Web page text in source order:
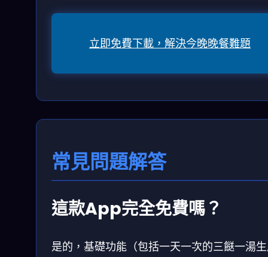
立即免費下載，解決今晚晚餐難題
常見問題解答
這款App完全免費嗎？
是的，基礎功能（包括一天一次的三餸一湯